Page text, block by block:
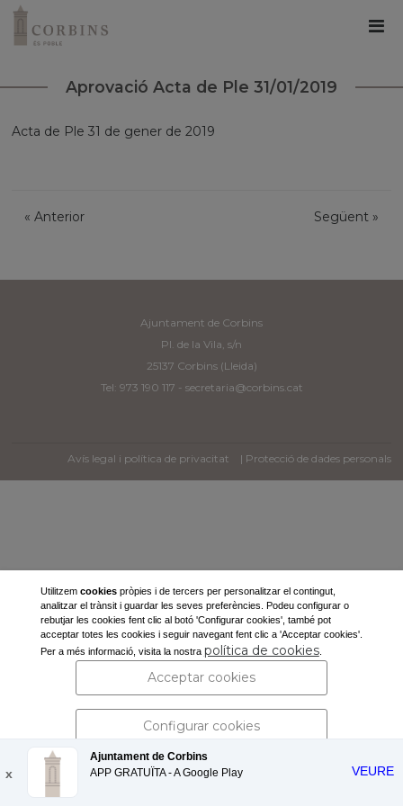
Aprovació Acta de Ple 31/01/2019
Acta de Ple 31 de gener de 2019
«Anterior Següent »
Ajuntament de Corbins
Pl. de la Vila, s/n
25137 Corbins (Lleida)
Tel: 973 190 117 - secretaria@corbins.cat
Avís legal i política de privacitat | Protecció de dades personals
Utilitzem cookiespròpies i de tercers per personalitzar el contingut,
analitzar el trànsit i guardar les seves preferències. Podeu configurar o
rebutjar les cookies fent clic al botó 'Configurar cookies', també pot
acceptar totes les cookies i seguir navegant fent clic a 'Acceptar cookies'.
Per a més informació, visita la nostra política de cookies.
Acceptar cookies
Configurar cookies
Rebutjar cookies
x
Ajuntament de Corbins
APP GRATUÏTA - AGoogle Play VEURE